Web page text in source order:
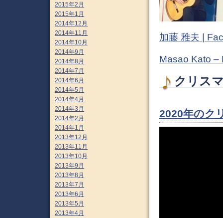
加藤 雅夫 |
Masao Kato –
クリス
2020年のク
2015年2月
2015年1月
2014年12月
2014年11月
2014年10月
2014年9月
2014年8月
2014年7月
2014年6月
2014年5月
2014年4月
2014年3月
2014年2月
2014年1月
2013年12月
2013年11月
2013年10月
2013年9月
2013年8月
2013年7月
2013年6月
2013年5月
2013年4月